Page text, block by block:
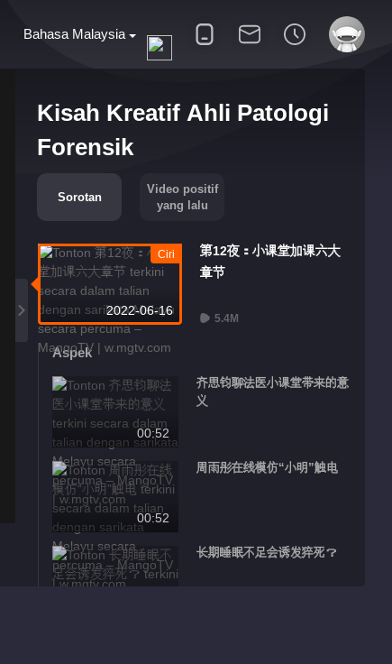
Bahasa Malaysia
Kisah Kreatif Ahli Patologi
Forensik
Sorotan
Video positif
yang lalu
2022-06-16
Ciri
第12夜：小课堂加课六大
章节
5.4M
Aspek
00:52
齐思钧聊法医小课堂带来的意
义
00:52
周雨彤在线模仿“小明”触电
长期睡眠不足会诱发猝死？